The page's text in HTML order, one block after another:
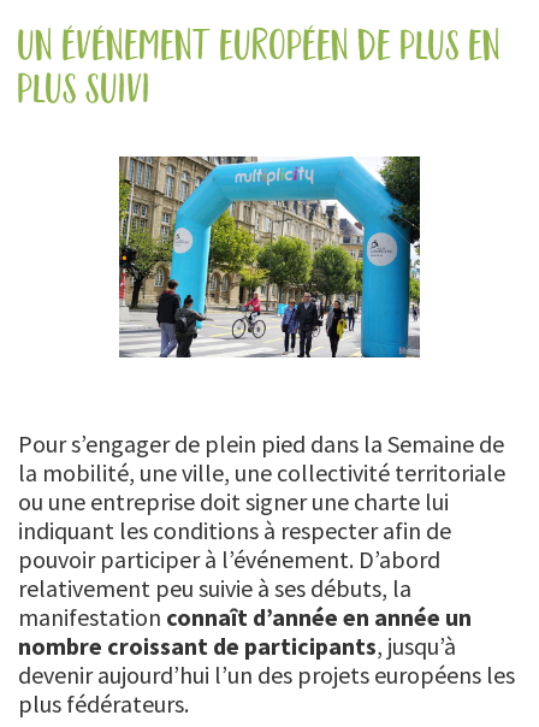
un événement européen de plus en
plus suivi
Pour s’engager de plein pied dans la Semaine de
la mobilité, une ville, une collectivité territoriale
ou une entreprise doit signer une charte lui
indiquant les conditions à respecter afin de
pouvoir participer à l’événement. D’abord
relativement peu suivie à ses débuts, la
manifestation connaît d’année en année un
nombre croissant de participants, jusqu’à
devenir aujourd’hui l’un des projets européens les
plus fédérateurs.